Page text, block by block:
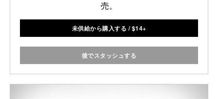
売。
未供給から購入する /$14+
後でスタッシュする